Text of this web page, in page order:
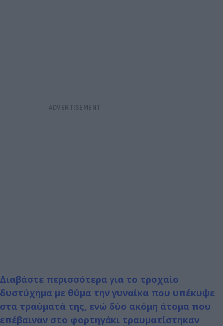
Διαβάστε περισσότερα για το τροχαίο
δυστύχημα με θύμα την γυναίκα που υπέκυψε
στα τραύματά της, ενώ δύο ακόμη άτομα που
επέβαιναν στο φορτηγάκι τραυματίστηκαν